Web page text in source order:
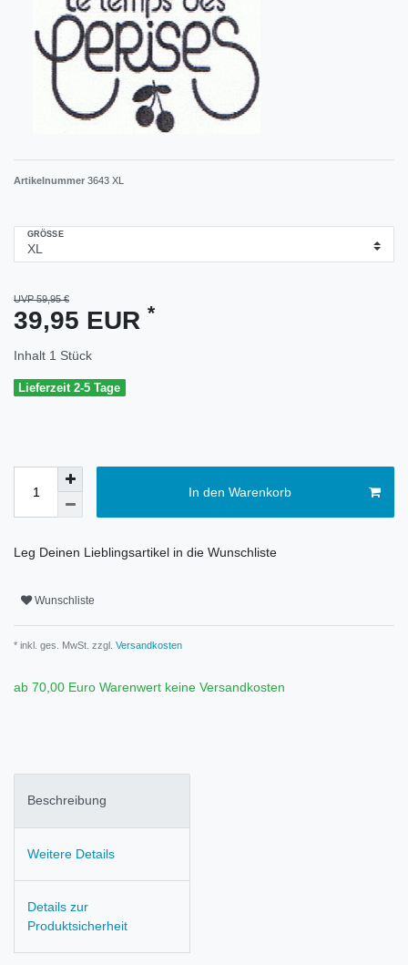
Artikelnummer 3643 XL
GRÖSSE
UVP 59,95 €
39,95 EUR *
Inhalt 1 Stück
Lieferzeit 2-5 Tage
In den Warenkorb
Leg Deinen Lieblingsartikel in die Wunschliste
Wunschliste
* inkl. ges. MwSt. zzgl. Versandkosten
ab 70,00 Euro Warenwert keine Versandkosten
Beschreibung
Weitere Details
Details zur
Produktsicherheit